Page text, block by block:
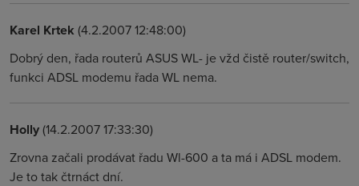
Karel Krtek (4.2.2007 12:48:00)
Dobrý den, řada routerů ASUS WL- je vžd čistě router/switch,
funkci ADSL modemu řada WL nema.
Holly(14.2.2007 17:33:30)
Zrovna začali prodávat řadu Wl-600 a ta má i ADSL modem.
Je to tak čtrnáct dní.